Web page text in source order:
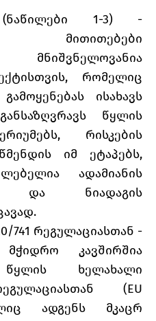
(ნაწილები 1-3) -
მითითებები
რომელიც
ისახავს
წყლის
რისკების
იმ ეტაპებს,
ადამიანის
და ნიადაგის
741 რეგულაციასთან -
კავშირშია
წყლის ხელახალი
(EU
ადგენს მკაცრ